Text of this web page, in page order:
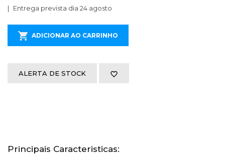
Entrega prevista dia 24 agosto
ADICIONAR AO CARRINHO
ALERTA DE STOCK
Principais Caracteristicas: